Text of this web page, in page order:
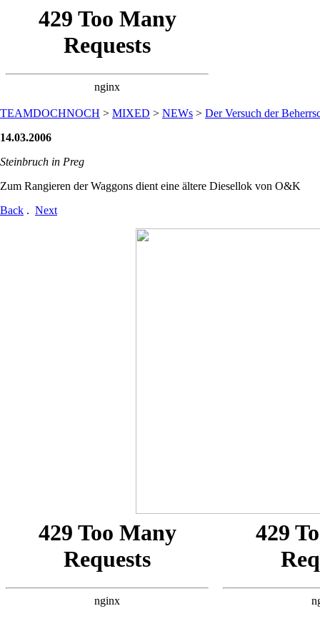
TEAMDOCHNOCH > MIXED > NEWs > Der Versuch der
14.03.2006
Steinbruch in Preg
Zum Rangieren der Waggons dient eine ältere Diesellok von O&K
Back . Next